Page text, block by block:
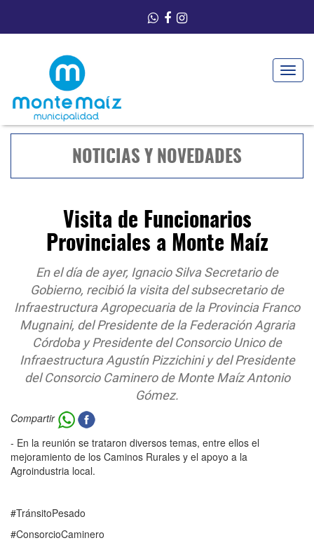
Toggle
NOTICIAS Y NOVEDADES
Visita de Funcionarios
Provinciales a Monte Maíz
En el día de ayer, Ignacio Silva Secretario de
Gobierno, recibió la visita del subsecretario de
Infraestructura Agropecuaria de la Provincia Franco
Mugnaini, del Presidente de la Federación Agraria
Córdoba y Presidente del Consorcio Unico de
Infraestructura Agustín Pizzichini y del Presidente
del Consorcio Caminero de Monte Maíz Antonio
Gómez.
Compartir
- En la reunión se trataron diversos temas, entre ellos el
mejoramiento de los Caminos Rurales y el apoyo a la
Agroindustria local.
#TránsitoPesado
#ConsorcioCaminero